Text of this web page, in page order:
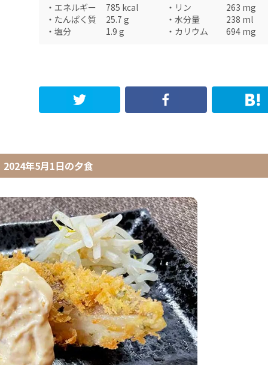
・ エネルギー 785 kcal ・ リン 263 mg
・ たんぱく質 25.7 g ・ 水分量 238 ml
・ 塩分 1.9 g ・ カリウム 694 mg
2024年5月1日の夕食